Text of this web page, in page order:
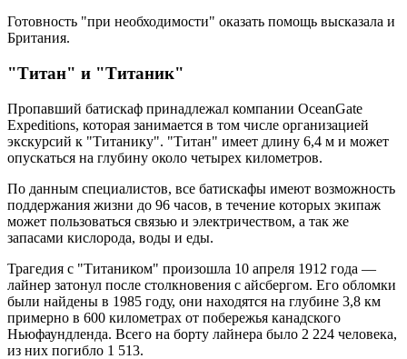
Готовность "при необходимости" оказать помощь высказала и
Британия.
"Титан" и "Титаник"
Пропавший батискаф принадлежал компании OceanGate
Expeditions, которая занимается в том числе организацией
экскурсий к "Титанику". "Титан" имеет длину 6,4 м и может
опускаться на глубину около четырех километров.
По данным специалистов, все батискафы имеют возможность
поддержания жизни до 96 часов, в течение которых экипаж
может пользоваться связью и электричеством, а так же
запасами кислорода, воды и еды.
Трагедия с "Титаником" произошла 10 апреля 1912 года —
лайнер затонул после столкновения с айсбергом. Его обломки
были найдены в 1985 году, они находятся на глубине 3,8 км
примерно в 600 километрах от побережья канадского
Ньюфаундленда. Всего на борту лайнера было 2 224 человека,
из них погибло 1 513.